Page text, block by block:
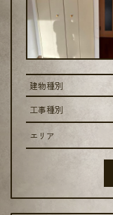
建物種別
工事種別
エリア